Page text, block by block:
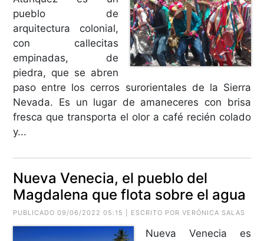
pueblo de
arquitectura colonial,
con callecitas
empinadas, de
piedra, que se abren
paso entre los cerros surorientales de la Sierra
Nevada. Es un lugar de amaneceres con brisa
fresca que transporta el olor a café recién colado
y...
Nueva Venecia, el pueblo del
Magdalena que flota sobre el agua
PUBLICADO 09/06/2022 05:15 | ESCRITO POR VERÓNICA SALAS
Nueva Venecia es